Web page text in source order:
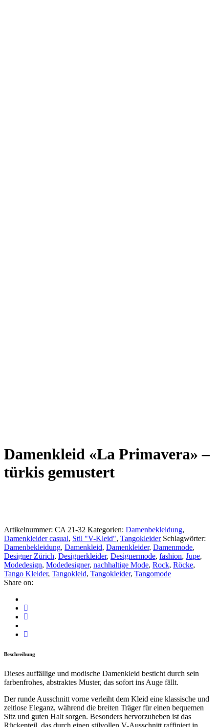
Damenkleid «La Primavera» –
türkis gemustert
Artikelnummer: CA 21-32 Kategorien: Damenbekleidung,
Damenkleider casual, Stil "V-Kleid", Tangokleider Schlagwörter:
Damenbekleidung, Damenkleid, Damenkleider, Damenmode,
Designer Zürich, Designerkleider, Designermode, fashion, Jupe,
Modedesign, Modedesigner, nachhaltige Mode, Rock, Röcke,
Tango Kleider, Tangokleid, Tangokleider, Tangomode
Share on:
Beschreibung
Dieses auffällige und modische Damenkleid besticht durch sein
farbenfrohes, abstraktes Muster, das sofort ins Auge fällt.
Der runde Ausschnitt vorne verleiht dem Kleid eine klassische und
zeitlose Eleganz, während die breiten Träger für einen bequemen
Sitz und guten Halt sorgen. Besonders hervorzuheben ist das
Rückenteil, das durch einen stilvollen V-Ausschnitt raffiniert in